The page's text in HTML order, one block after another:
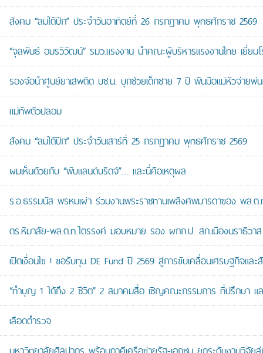
สังคม “ลมใต้ปีก” ประจำวันอาทิตย์ที่ 26 กรกฎาคม พุทธศักราช 2569
“จุลพันธ์ อมรวิวัฒน์” รมว.แรงงาน นำคณะผู้บริหารแรงงานไทย เยี่ยม
รองจ๋อนำศูนย์ยาเสพติด บช.น. บุกช่วยเด็กชาย 7 ปี พ้นมือแม่หัวจ่ายพ่น
แม่ทัพตัวปลอม
สังคม “ลมใต้ปีก” ประจำวันเสาร์ที่ 25 กรกฎาคม พุทธศักราช 2569
ผมเห็นด้วยกับ “พับแลนด์บริดจ์”… และนี่คือเหตุผล
ร.อ.ธรรมนัส พรหมเผ่า ร่วมงานพระราชทานเพลิงศพมารดาของ พล.
ดร.หิมาลัย-พล.ต.ท.ไตรรงค์ มอบหมาย รอง ผกก.ป. สภ.เมืองนราธิว
เปิดเงื่อนไข ! ขอรับทุน DE Fund ปี 2569 สู่การขับเคลื่อนเศรษฐกิจแล
“ทำบุญ 1 ได้ถึง 2 ชีวิต” 2 สมาคมสื่อ เชิญคณะกรรมการ ที่ปรึกษา แ
เลือดตำรวจ